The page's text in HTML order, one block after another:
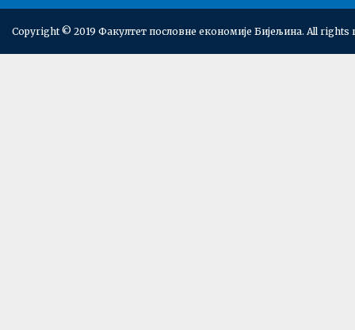
Copyright © 2019 Факултет пословне економије Бијељина. All rights